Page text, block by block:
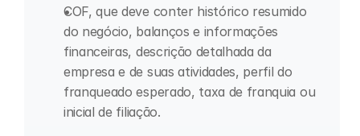
COF, que deve conter histórico resumido
do negócio, balanços e informações
financeiras, descrição detalhada da
empresa e de suas atividades, perfil do
franqueado esperado, taxa de franquia ou
inicial de filiação.